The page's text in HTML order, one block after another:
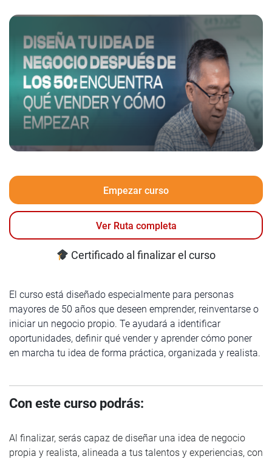
Empezar curso
Ver Ruta completa
Certificado al finalizar el curso
El curso está diseñado especialmente para personas
mayores de 50 años que deseen emprender, reinventarse o
iniciar un negocio propio. Te ayudará a identificar
oportunidades, definir qué vender y aprender cómo poner
en marcha tu idea de forma práctica, organizada y realista.
Con este curso podrás:
Al finalizar, serás capaz de diseñar una idea de negocio
propia y realista, alineada a tus talentos y experiencias, con